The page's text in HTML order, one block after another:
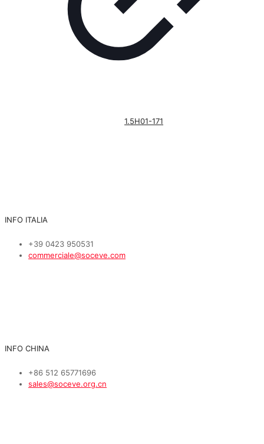
1.5H01-171
INFO ITALIA
+39 0423 950531
commerciale@soceve.com
INFO CHINA
+86 512 65771696
sales@soceve.org.cn